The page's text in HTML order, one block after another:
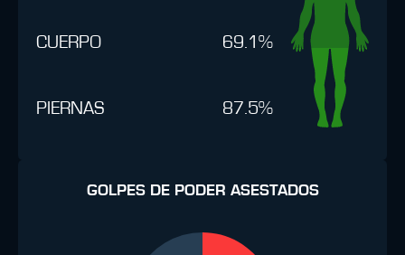
CUERPO 69.1%
PIERNAS 87.5%
GOLPES DE PODER ASESTADOS